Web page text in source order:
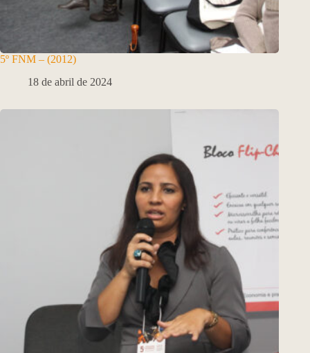
5º FNM – (2012)
18 de abril de 2024